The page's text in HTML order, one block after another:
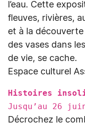
l’eau. Cette
fleuves, rivières,
et à la
des vases dans
de vie, se cache.
Espace culturel
Histoires
Jusqu’au 26
Décrochez le